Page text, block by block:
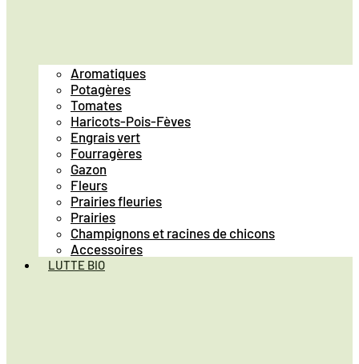
Aromatiques
Potagères
Tomates
Haricots-Pois-Fèves
Engrais vert
Fourragères
Gazon
Fleurs
Prairies fleuries
Prairies
Champignons et racines de chicons
Accessoires
LUTTE BIO